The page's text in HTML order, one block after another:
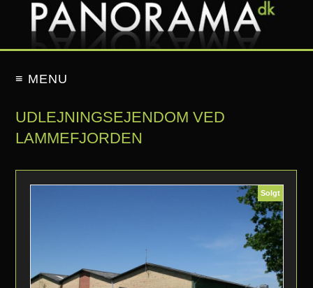
≡ MENU
UDLEJNINGSEJENDOM VED
LAMMEFJORDEN
Solgt